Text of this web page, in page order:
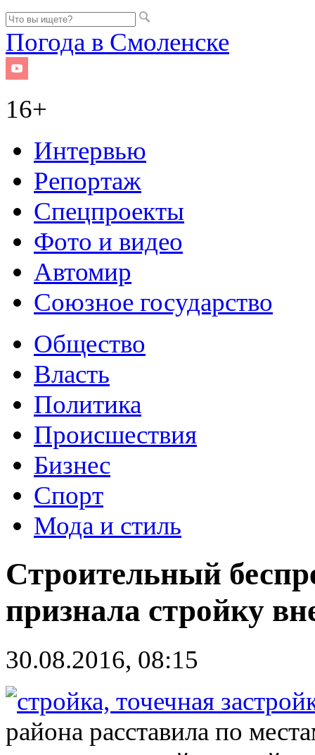
Погода в Смоленске
16+
Интервью
Репортаж
Спецпроекты
Фото и видео
Автомир
Союзное государство
Общество
Власть
Политика
Происшествия
Бизнес
Спорт
Мода и стиль
Строительный
признала стройку
30.08.2016, 08:15
района расставила по